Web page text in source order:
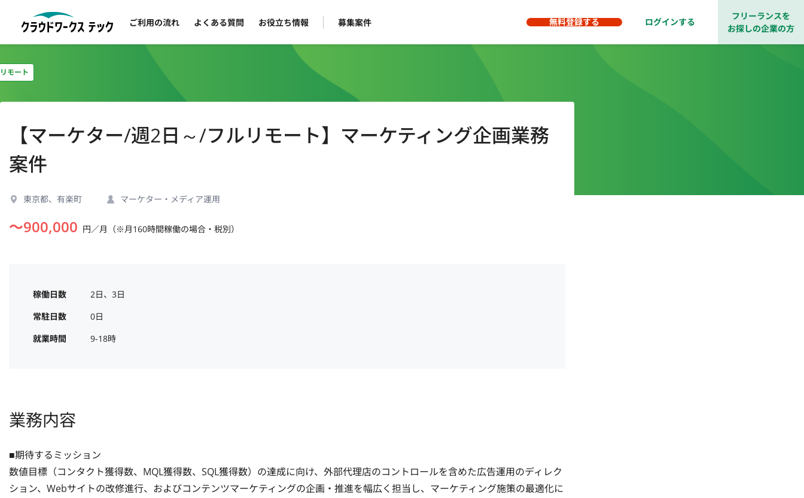
ご利用の流れ よくある質問 お役立ち情報 募集案件 無料登録する ログインする
フリーランスを
お探しの企業の方
モート
【マーケター/週2日～/フルリモート】マーケティング企画業務
案件
東京都、有楽町 マーケター・メディア運用
〜900,000 円／月（※月160時間稼働の場合・税別）
稼働日数
2日、3日
常駐日数
0日
就業時間
9-18時
業務内容
■期待するミッション
数値目標（コンタクト獲得数、MQL獲得数、SQL獲得数）の達成に向け、外部代理店のコントロールを含めた広告運用のディレク
ション、Webサイトの改修進行、およびコンテンツマーケティングの企画・推進を幅広く担当し、マーケティング施策の最適化に